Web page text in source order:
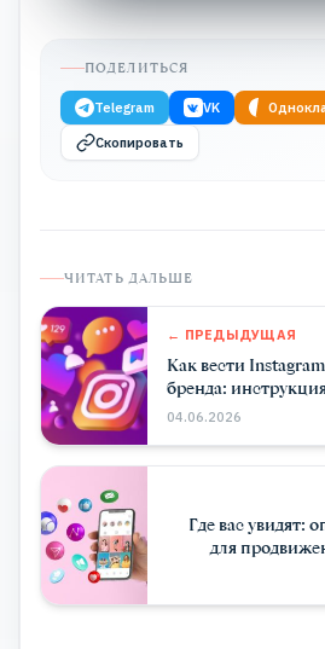
ПОДЕЛИТЬСЯ
Telegram VK
Скопировать
ЧИТАТЬ ДАЛЬШЕ
← ПРЕДЫДУЩАЯ
Как вести
бренда:
04.06.2026
Где вас увидят:
для